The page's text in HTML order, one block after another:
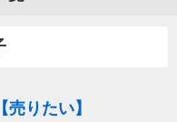
【売りたい】